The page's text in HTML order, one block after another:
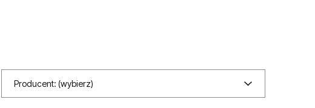
Producent: (wybierz)